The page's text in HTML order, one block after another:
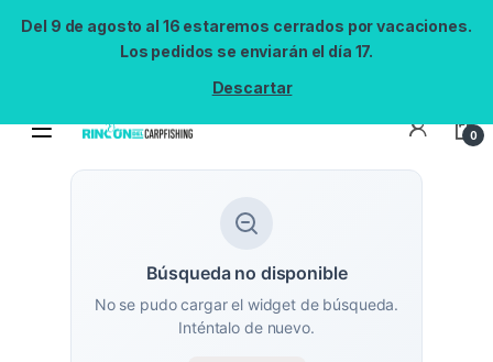
Del 9 de agosto al 16 estaremos cerrados por vacaciones.
Los pedidos se enviarán el día 17.
Descartar
0
Búsqueda no disponible
No se pudo cargar el widget de búsqueda.
Inténtalo de nuevo.